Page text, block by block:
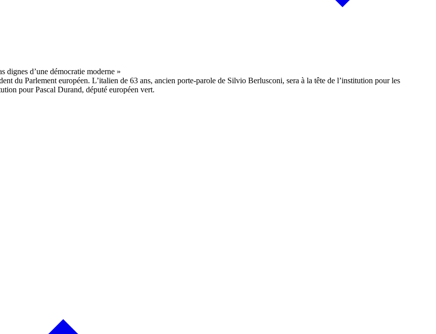
du Parlement européen. L’italien de 63 ans, ancien porte-parole de Silvio Berlusconi, sera à la tête de l’institution pour les
pour Pascal Durand, député européen vert.